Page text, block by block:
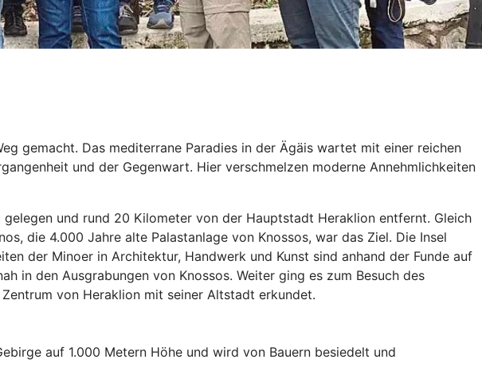
gemacht. Das mediterrane Paradies in der Ägäis wartet mit einer reichen
und der Gegenwart. Hier verschmelzen moderne Annehmlichkeiten
und rund 20 Kilometer von der Hauptstadt Heraklion entfernt. Gleich
die 4.000 Jahre alte Palastanlage von Knossos, war das Ziel. Die Insel
der Minoer in Architektur, Handwerk und Kunst sind anhand der Funde auf
in den Ausgrabungen von Knossos. Weiter ging es zum Besuch des
von Heraklion mit seiner Altstadt erkundet.
auf 1.000 Metern Höhe und wird von Bauern besiedelt und